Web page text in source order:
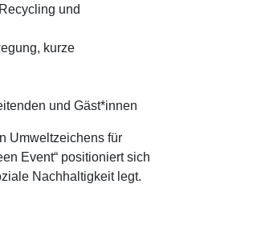
und
kurze
und Gäst*innen
Umweltzeichens für
Event“ positioniert sich
Nachhaltigkeit legt.